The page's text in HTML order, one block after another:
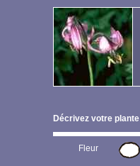
Décrivez votre plante
Fleur